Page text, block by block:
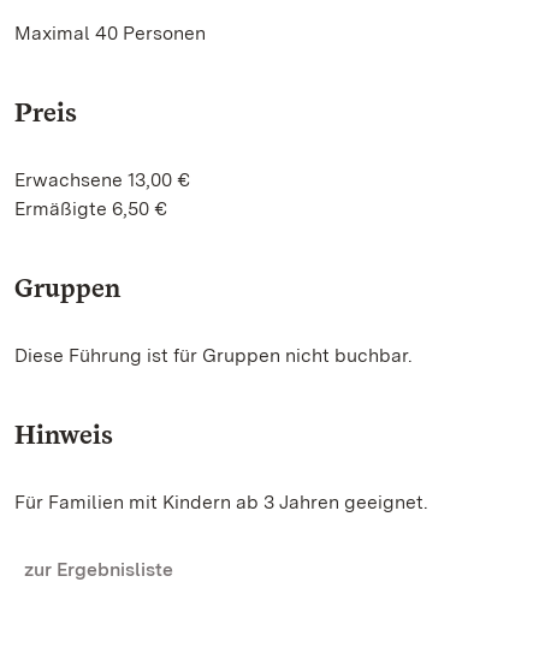
Maximal 40 Personen
Preis
Erwachsene 13,00 €
Ermäßigte 6,50 €
Gruppen
Diese Führung ist für Gruppen nicht buchbar.
Hinweis
Für Familien mit Kindern ab 3 Jahren geeignet.
zur Ergebnisliste